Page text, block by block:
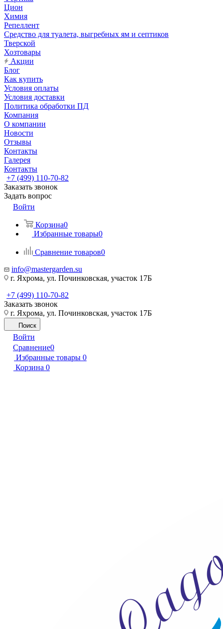
Цион
Химия
Репеллент
Средство для туалета, выгребных ям и септиков
Тверской
Хозтовары
Акции
Блог
Как купить
Условия оплаты
Условия доставки
Политика обработки ПД
Компания
О компании
Новости
Отзывы
Контакты
Галерея
Контакты
+7 (499) 110-70-82
Заказать звонок
Задать вопрос
Войти
Корзина0
Избранные товары0
Сравнение товаров0
info@mastergarden.su
г. Яхрома, ул. Починковская, участок 17Б
+7 (499) 110-70-82
Заказать звонок
г. Яхрома, ул. Починковская, участок 17Б
Поиск
Войти
Сравнение0
Избранные товары 0
Корзина 0